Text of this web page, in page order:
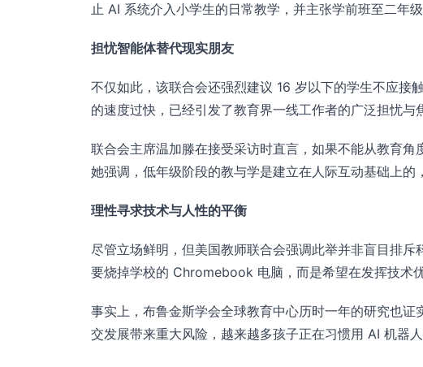
止 AI 系统介入小学生的日常教学，并主张学前班至二年
担忧智能体替代现实朋友
不仅如此，该联合会还强烈建议 16 岁以下的学生不应接
的速度过快，已经引发了教育界一线工作者的广泛担忧与
联合会主席温加滕在接受采访时直言，如果不能从教育角
她强调，低年级阶段的教与学是建立在人际互动基础上的
理性寻求技术与人性的平衡
尽管立场鲜明，但美国教师联合会强调此举并非盲目排
要烧掉学校的 Chromebook 电脑，而是希望在发挥技术
事实上，布鲁金斯学会全球教育中心历时一年的研究也
交发展带来重大风险，越来越多孩子正在习惯用 AI 机器人